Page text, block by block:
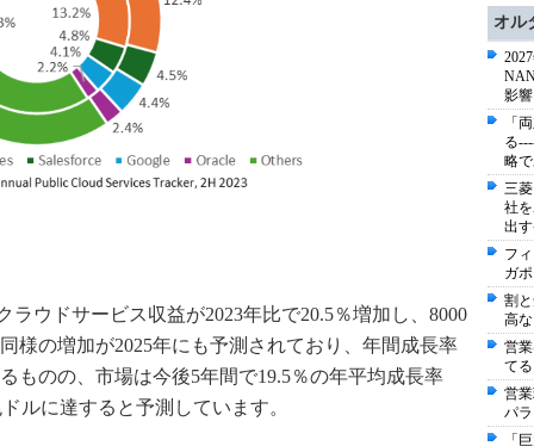
ラウドサービス収益が2023年比で20.5％増加し、8000
様の増加が2025年にも予測されており、年間成長率
ものの、市場は今後5年間で19.5％の年平均成長率
ルに達すると予測しています。
オル
影響
「
る
略
三
社
出
フ
ガ
割
高
営
てる
営
パ
「